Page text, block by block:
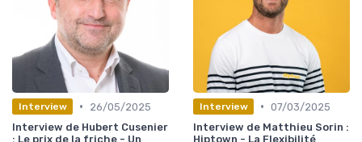
Interview •
26/05/2025
Interview de Hubert Cusenier
: Le prix de la friche - Un
Interview • 07/03/2025
Interview de Matthieu Sorin :
Hiptown - La Flexibilité